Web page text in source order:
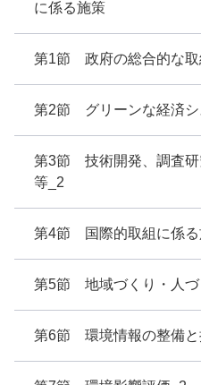
に係る施策
第1節 政府の総合的な取
第2節 グリーンな経済シ
第3節 技術開発、調査研
等_2
第4節 国際的取組に係る
第5節 地域づくり・人づ
第6節 環境情報の整備と